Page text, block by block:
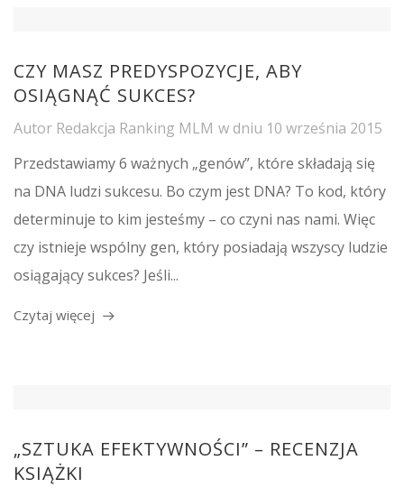
CZY MASZ PREDYSPOZYCJE, ABY
OSIĄGNĄĆ SUKCES?
Autor Redakcja Ranking MLM w dniu 10 września 2015
Przedstawiamy 6 ważnych „genów”, które składają się
na DNA ludzi sukcesu. Bo czym jest DNA? To kod, który
determinuje to kim jesteśmy – co czyni nas nami. Więc
czy istnieje wspólny gen, który posiadają wszyscy ludzie
osiągający sukces? Jeśli...
Czytaj więcej
„SZTUKA EFEKTYWNOŚCI” – RECENZJA
KSIĄŻKI